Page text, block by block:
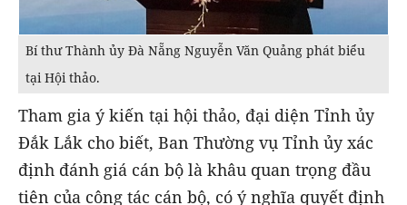
Bí thư Thành ủy Đà Nẵng Nguyễn Văn Quảng phát biểu
tại Hội thảo.
Tham gia ý kiến tại hội thảo, đại diện Tỉnh ủy
Đắk Lắk cho biết, Ban Thường vụ Tỉnh ủy xác
định đánh giá cán bộ là khâu quan trọng đầu
tiên của công tác cán bộ, có ý nghĩa quyết định